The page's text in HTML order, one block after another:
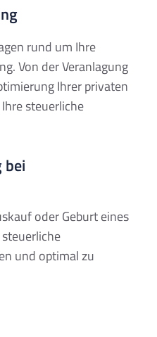
rund um Ihre
Von der Veranlagung
Ihrer privaten
steuerliche
bei
oder Geburt eines
und optimal zu